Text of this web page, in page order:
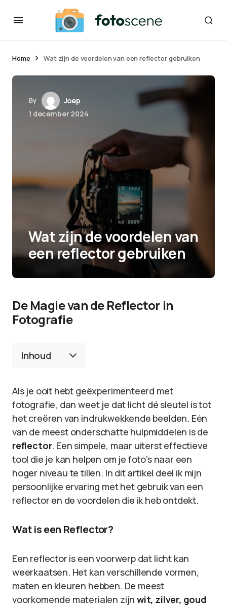
Home Wat zijn de voordelen van een reflector gebruiken
By
Joep
1 december 2024
Wat zijn de voordelen van
een reflector gebruiken
De Magie van de Reflector in
Fotografie
Inhoud
Als je ooit hebt geëxperimenteerd met
fotografie, dan weet je dat licht dé sleutel is tot
het creëren van indrukwekkende beelden. Eén
van de meest onderschatte hulpmiddelen is de
reflector. Een simpele, maar uiterst effectieve
tool die je kan helpen om je foto’s naar een
hoger niveau te tillen. In dit artikel deel ik mijn
persoonlijke ervaring met het gebruik van een
reflector en de voordelen die ik heb ontdekt.
Wat is een Reflector?
Een reflector is een voorwerp dat licht kan
weerkaatsen. Het kan verschillende vormen,
maten en kleuren hebben. De meest
voorkomende materialen zijn wit, zilver, goud